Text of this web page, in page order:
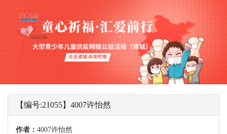
【编号:21055】4007许怡然
作者： 4007许怡然